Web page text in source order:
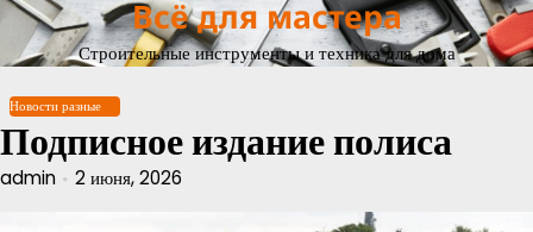
Перейти
содержимому
Всё для мастера
Строительные инструменты и техника для дома
Новости разные
Подписное издание полиса
admin 2 июня, 2026